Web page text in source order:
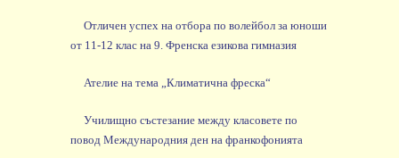
Отличен успех на отбора по волейбол за юноши
от 11-12 клас на 9. Френска езикова гимназия
Ателие на тема „Климатична фреска“
Училищно състезание между класовете по
повод Международния ден на франкофонията